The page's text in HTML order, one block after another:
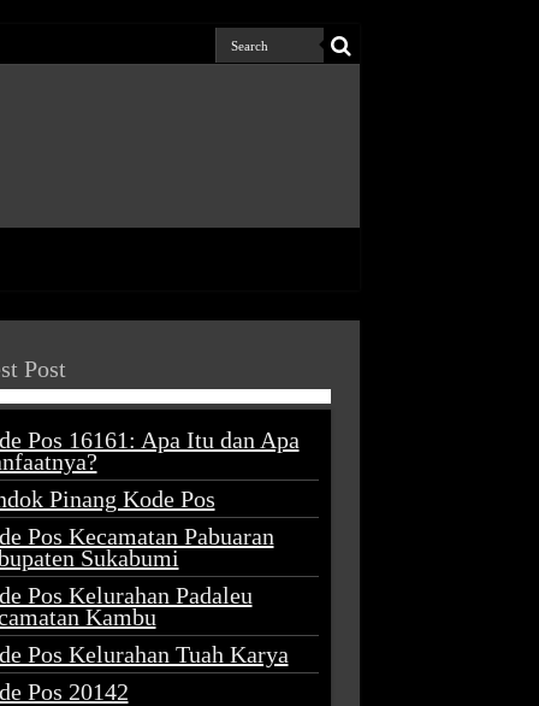
Post
Pos 16161: Apa Itu dan Apa
Pinang Kode Pos
Pos Kecamatan Pabuaran
Sukabumi
Pos Kelurahan Padaleu
Kambu
Pos Kelurahan Tuah Karya
Pos 20142